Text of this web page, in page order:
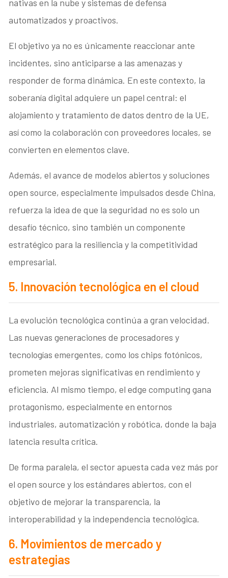
nativas en la nube y sistemas de defensa
automatizados y proactivos.
El objetivo ya no es únicamente reaccionar ante
incidentes, sino anticiparse a las amenazas y
responder de forma dinámica. En este contexto, la
soberanía digital adquiere un papel central: el
alojamiento y tratamiento de datos dentro de la UE,
así como la colaboración con proveedores locales, se
convierten en elementos clave.
Además, el avance de modelos abiertos y soluciones
open source, especialmente impulsados desde China,
refuerza la idea de que la seguridad no es solo un
desafío técnico, sino también un componente
estratégico para la resiliencia y la competitividad
empresarial.
5. Innovación tecnológica en el cloud
La evolución tecnológica continúa a gran velocidad.
Las nuevas generaciones de procesadores y
tecnologías emergentes, como los chips fotónicos,
prometen mejoras significativas en rendimiento y
eficiencia. Al mismo tiempo, el edge computing gana
protagonismo, especialmente en entornos
industriales, automatización y robótica, donde la baja
latencia resulta crítica.
De forma paralela, el sector apuesta cada vez más por
el open source y los estándares abiertos, con el
objetivo de mejorar la transparencia, la
interoperabilidad y la independencia tecnológica.
6. Movimientos de mercado y
estrategias